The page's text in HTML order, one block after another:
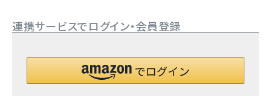
連携サービスでログイン・会員登録